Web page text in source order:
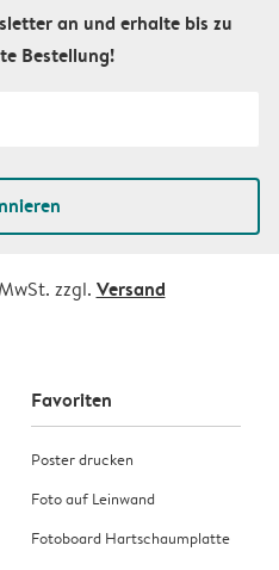
an und erhalte bis zu
Bestellung!
zzgl. Versand
Favoriten
Poster drucken
Foto auf Leinwand
Fotoboard Hartschaumplatte